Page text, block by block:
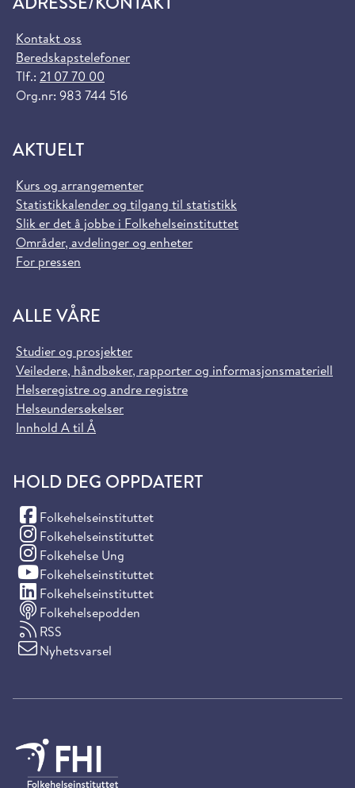
Kontakt oss
Beredskapstelefoner
Tlf.: 21 07 70 00
Org.nr: 983 744 516
AKTUELT
Kurs og arrangementer
Statistikkalender og tilgang til statistikk
Slik er det å jobbe i Folkehelseinstituttet
Områder, avdelinger og enheter
For pressen
ALLE VÅRE
Studier og prosjekter
Veiledere, håndbøker, rapporter og informasjonsmateriell
Helseregistre og andre registre
Helseundersøkelser
Innhold A til Å
HOLD DEG OPPDATERT
Folkehelseinstituttet
(Facebook)
Folkehelseinstituttet
(Instagram)
Folkehelse Ung
(Instagram)
Folkehelseinstituttet
(YouTube)
Folkehelseinstituttet
(LinkedIn)
Folkehelsepodden
RSS
Nyhetsvarsel